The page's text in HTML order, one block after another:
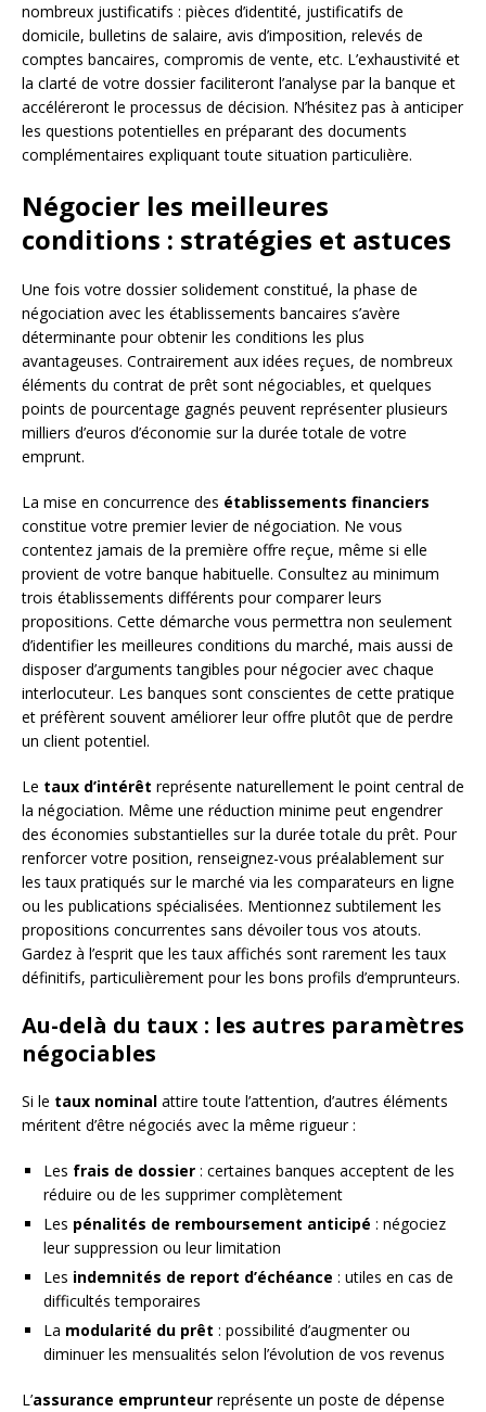
nombreux justificatifs : pièces d’identité, justificatifs de
domicile, bulletins de salaire, avis d’imposition, relevés de
comptes bancaires, compromis de vente, etc. L’exhaustivité et
la clarté de votre dossier faciliteront l’analyse par la banque et
accéléreront le processus de décision. N’hésitez pas à anticiper
les questions potentielles en préparant des documents
complémentaires expliquant toute situation particulière.
Négocier les meilleures
conditions : stratégies et astuces
Une fois votre dossier solidement constitué, la phase de
négociation avec les établissements bancaires s’avère
déterminante pour obtenir les conditions les plus
avantageuses. Contrairement aux idées reçues, de nombreux
éléments du contrat de prêt sont négociables, et quelques
points de pourcentage gagnés peuvent représenter plusieurs
milliers d’euros d’économie sur la durée totale de votre
emprunt.
La mise en concurrence des établissements financiers
constitue votre premier levier de négociation. Ne vous
contentez jamais de la première offre reçue, même si elle
provient de votre banque habituelle. Consultez au minimum
trois établissements différents pour comparer leurs
propositions. Cette démarche vous permettra non seulement
d’identifier les meilleures conditions du marché, mais aussi de
disposer d’arguments tangibles pour négocier avec chaque
interlocuteur. Les banques sont conscientes de cette pratique
et préfèrent souvent améliorer leur offre plutôt que de perdre
un client potentiel.
Le taux d’intérêt représente naturellement le point central de
la négociation. Même une réduction minime peut engendrer
des économies substantielles sur la durée totale du prêt. Pour
renforcer votre position, renseignez-vous préalablement sur
les taux pratiqués sur le marché via les comparateurs en ligne
ou les publications spécialisées. Mentionnez subtilement les
propositions concurrentes sans dévoiler tous vos atouts.
Gardez à l’esprit que les taux affichés sont rarement les taux
définitifs, particulièrement pour les bons profils d’emprunteurs.
Au-delà du taux : les autres paramètres
négociables
Si le taux nominal attire toute l’attention, d’autres éléments
méritent d’être négociés avec la même rigueur :
Les frais de dossier : certaines banques acceptent de les
réduire ou de les supprimer complètement
Les pénalités de remboursement anticipé : négociez
leur suppression ou leur limitation
Les indemnités de report d’échéance : utiles en cas de
difficultés temporaires
La modularité du prêt : possibilité d’augmenter ou
diminuer les mensualités selon l’évolution de vos revenus
L’assurance emprunteur représente un poste de dépense